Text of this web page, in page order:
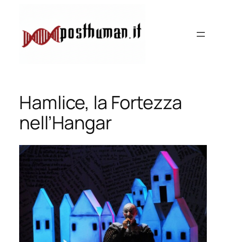
contenuto
Hamlice, la Fortezza
nell’Hangar